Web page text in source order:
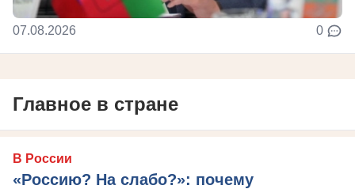
07.08.2026 0
Главное в стране
В России
«Россию? На слабо?»: почему